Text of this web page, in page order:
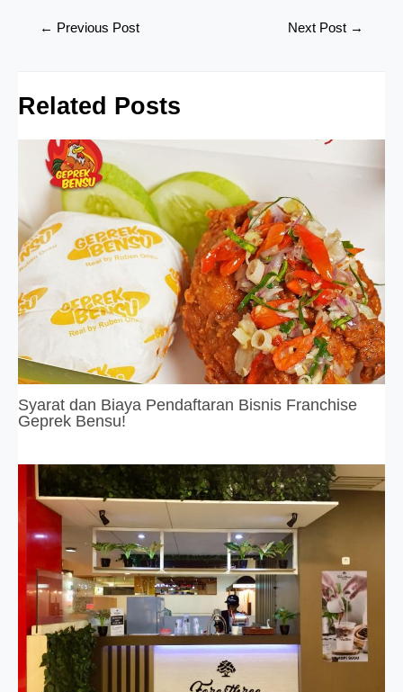
← Previous Post Next Post →
Related Posts
Syarat dan Biaya Pendaftaran Bisnis Franchise
Geprek Bensu!